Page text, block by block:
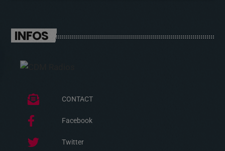
INFOS
CONTACT
Facebook
Twitter